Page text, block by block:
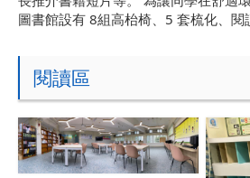
圖書館設有 8組高枱椅、5 套梳化、閱
閱讀區